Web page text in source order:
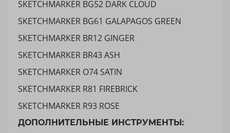
SKETCHMARKER BG52 DARK CLOUD
SKETCHMARKER BG61 GALAPAGOS GREEN
SKETCHMARKER BR12 GINGER
SKETCHMARKER BR43 ASH
SKETCHMARKER O74 SATIN
SKETCHMARKER R81 FIREBRICK
SKETCHMARKER R93 ROSE
ДОПОЛНИТЕЛЬНЫЕ ИНСТРУМЕНТЫ: